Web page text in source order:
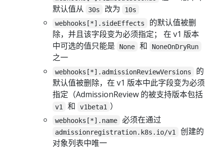
默认值从
30s 改为
10s
webhooks[*].sideEffects
的默认值被删
除，并且该字段变为必须指定； 在 v1 版本
中可选的值只能是
None 和 NoneOnDryRun
之一
webhooks[*].admissionReviewVersions
的
默认值被删除，在 v1 版本中此字段变为必须
指定（AdmissionReview 的被支持版本包括
v1 和 v1beta1 ）
webhooks[*].name 必须在通过
admissionregistration.k8s.io/v1
创建的
对象列表中唯一